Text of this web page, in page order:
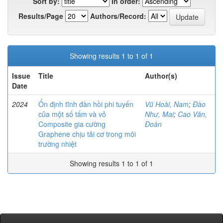
Results/Page
Authors/Record:
Showing results 1 to 1 of 1
Issue
Date
Title Author(s)
2024
Ổn định tĩnh đàn hồi phi tuyến
của một số tấm và vỏ
Composite gia cường
Graphene chịu tải cơ trong môi
trường nhiệt
Vũ Hoài, Nam; Đào
Như, Mai; Cao Văn,
Đoàn
Showing results 1 to 1 of 1